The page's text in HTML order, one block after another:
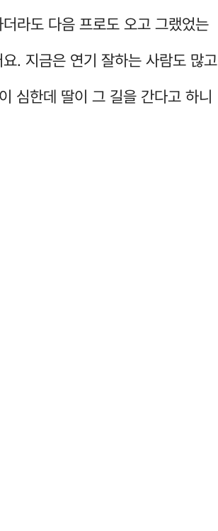
라도 다음 프로도 오고 그랬었는
. 지금은 연기 잘하는 사람도 많고
심한데 딸이 그 길을 간다고 하니